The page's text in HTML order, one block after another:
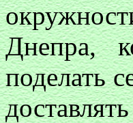
Днепра,
поделать